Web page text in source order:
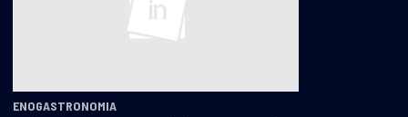
ENOGASTRONOMIA